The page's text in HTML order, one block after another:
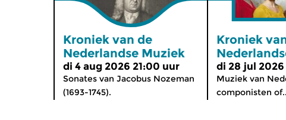
Kroniek van de
Nederlandse Muziek
di 4 aug 2026 21:00 uur
Sonates van Jacobus Nozeman
(1693-1745).
Kroniek
di 28 jul
Muziek van
componisten